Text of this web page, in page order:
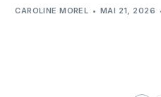
CAROLINE MOREL MAI 21, 2026